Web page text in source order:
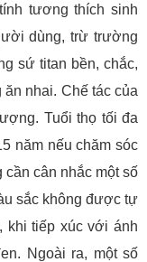
tương thích sinh
dùng, trừ trường
sứ titan bền, chắc,
nhai. Chế tác của
Tuổi thọ tối đa
năm nếu chăm sóc
cần cân nhắc một số
sắc không được tự
khi tiếp xúc với ánh
Ngoài ra, một số